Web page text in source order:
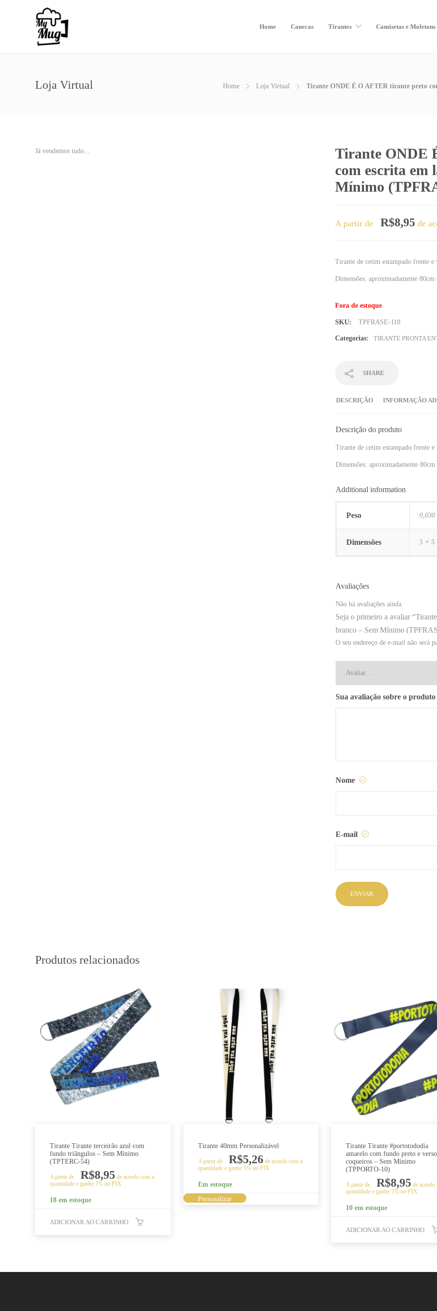
Home Canecas Tirantes Camisetas e Moletons
Loja Virtual Home Loja Virtual Tirante ONDE É O AFTER tirante preto
Já vendemos tudo...
Tirante ONDE
com escrita em
Mínimo
A partir de R$8,95 de
Tirante de cetim estampado frente e
Dimensões: aproximadamente
Fora de estoque
SKU: TPFRASE-118
Categorias: TIRANTE PRONTA
SHARE
DESCRIÇÃO INFORMAÇÃO
Descrição do produto
Tirante de cetim estampado frente
Dimensões: aproximadamente
Additional information
Peso 0,030
Dimensões 5 × 5
Avaliações
Não há avaliações ainda.
Seja o primeiro a avaliar
branco – Sem Mínimo
O seu endereço de e-mail não será
Sua avaliação sobre o produto
Nome
E-mail
Produtos relacionados
Tirante Tirante terceirão azul com
fundo triângulos – Sem Mínimo
(TPTERC-54)
A partir de R$8,95 de acordo com a
quantidade e ganhe 5% no PIX
18 em estoque
ADICIONAR AO CARRINHO
Tirante 40mm Personalizável
A partir de R$5,26de acordo com a
quantidade e ganhe 5% no PIX
Em estoque
Personalizar
Este
Tirante Tirante #portotododia
amarelo com fundo preto e verso
coqueiros – Sem Mínimo
(TPPORTO-10)
A partir de R$8,95 de acordo
quantidade e ganhe 5% no PIX
10 em estoque
ADICIONAR AO CARRINHO